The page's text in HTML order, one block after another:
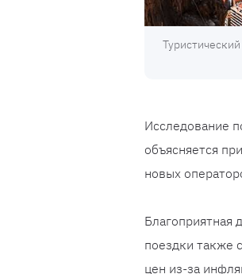
Исследование
объясняется
новых
Благоприятная
поездки также
цен из-за